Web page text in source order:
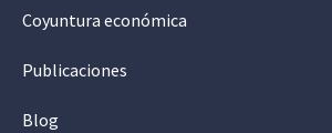
Coyuntura económica
Publicaciones
Blog